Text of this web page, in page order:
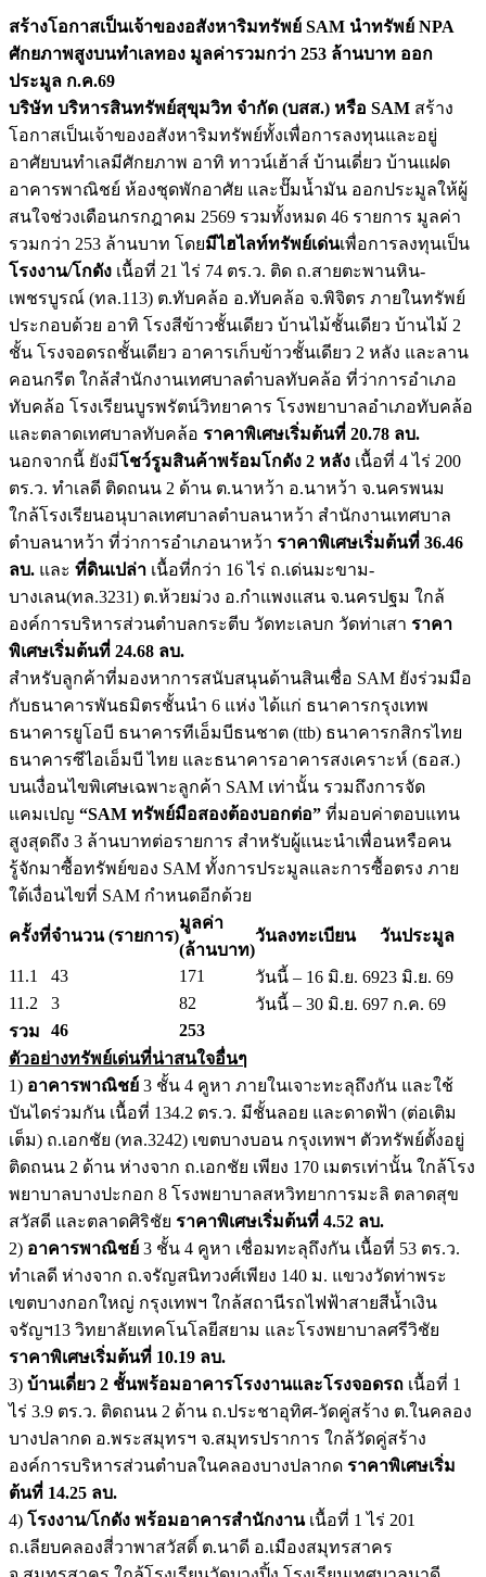
สร้างโอกาสเป็นเจ้าของอสังหาริมทรัพย์ SAM นำทรัพย์ NPA
ศักยภาพสูงบนทำเลทอง มูลค่ารวมกว่า 253 ล้านบาท ออก
ประมูล ก.ค.69
บริษัท บริหารสินทรัพย์สุขุมวิท จำกัด (บสส.) หรือ SAM สร้าง
โอกาสเป็นเจ้าของอสังหาริมทรัพย์ทั้งเพื่อการลงทุนและอยู่
อาศัยบนทำเลมีศักยภาพ อาทิ ทาวน์เฮ้าส์ บ้านเดี่ยว บ้านแฝด
อาคารพาณิชย์ ห้องชุดพักอาศัย และปั๊มน้ำมัน ออกประมูลให้ผู้
สนใจช่วงเดือนกรกฎาคม 2569 รวมทั้งหมด 46 รายการ มูลค่า
รวมกว่า 253 ล้านบาท โดยมีไฮไลท์ทรัพย์เด่นเพื่อการลงทุนเป็น
โรงงาน/โกดัง เนื้อที่ 21 ไร่ 74 ตร.ว. ติด ถ.สายตะพานหิน-
เพชรบูรณ์ (ทล.113) ต.ทับคล้อ อ.ทับคล้อ จ.พิจิตร ภายในทรัพย์
ประกอบด้วย อาทิ โรงสีข้าวชั้นเดียว บ้านไม้ชั้นเดียว บ้านไม้ 2
ชั้น โรงจอดรถชั้นเดียว อาคารเก็บข้าวชั้นเดียว 2 หลัง และลาน
คอนกรีต ใกล้สำนักงานเทศบาลตำบลทับคล้อ ที่ว่าการอำเภอ
ทับคล้อ โรงเรียนบูรพรัตน์วิทยาคาร โรงพยาบาลอำเภอทับคล้อ
และตลาดเทศบาลทับคล้อ ราคาพิเศษเริ่มต้นที่ 20.78 ลบ.
นอกจากนี้ ยังมีโชว์รูมสินค้าพร้อมโกดัง 2 หลัง เนื้อที่ 4 ไร่ 200
ตร.ว. ทำเลดี ติดถนน 2 ด้าน ต.นาหว้า อ.นาหว้า จ.นครพนม
ใกล้โรงเรียนอนุบาลเทศบาลตำบลนาหว้า สำนักงานเทศบาล
ตำบลนาหว้า ที่ว่าการอำเภอนาหว้า ราคาพิเศษเริ่มต้นที่ 36.46
ลบ. และ ที่ดินเปล่า เนื้อที่กว่า 16 ไร่ ถ.เด่นมะขาม-
บางเลน(ทล.3231) ต.ห้วยม่วง อ.กำแพงแสน จ.นครปฐม ใกล้
องค์การบริหารส่วนตำบลกระตีบ วัดทะเลบก วัดท่าเสา ราคา
พิเศษเริ่มต้นที่ 24.68 ลบ.
สำหรับลูกค้าที่มองหาการสนับสนุนด้านสินเชื่อ SAM ยังร่วมมือ
กับธนาคารพันธมิตรชั้นนำ 6 แห่ง ได้แก่ ธนาคารกรุงเทพ
ธนาคารยูโอบี ธนาคารทีเอ็มบีธนชาต (ttb) ธนาคารกสิกรไทย
ธนาคารซีไอเอ็มบี ไทย และธนาคารอาคารสงเคราะห์ (ธอส.)
บนเงื่อนไขพิเศษเฉพาะลูกค้า SAM เท่านั้น รวมถึงการจัด
แคมเปญ “SAM ทรัพย์มือสองต้องบอกต่อ” ที่มอบค่าตอบแทน
สูงสุดถึง 3 ล้านบาทต่อรายการ สำหรับผู้แนะนำเพื่อนหรือคน
รู้จักมาซื้อทรัพย์ของ SAM ทั้งการประมูลและการซื้อตรง ภาย
ใต้เงื่อนไขที่ SAM กำหนดอีกด้วย
ครั้งที่จำนวน (รายการ)
มูลค่า
(ล้านบาท)
วันลงทะเบียน วันประมูล
11.1 43 171 วันนี้ – 16 มิ.ย. 6923 มิ.ย. 69
11.2
3 82 วันนี้ – 30 มิ.ย. 697 ก.ค. 69
รวม
46
253
ตัวอย่างทรัพย์เด่นที่น่าสนใจอื่นๆ
1) อาคารพาณิชย์ 3 ชั้น 4 คูหา ภายในเจาะทะลุถึงกัน และใช้
บันไดร่วมกัน เนื้อที่ 134.2 ตร.ว. มีชั้นลอย และดาดฟ้า (ต่อเติม
เต็ม) ถ.เอกชัย (ทล.3242) เขตบางบอน กรุงเทพฯ ตัวทรัพย์ตั้งอยู่
ติดถนน 2 ด้าน ห่างจาก ถ.เอกชัย เพียง 170 เมตรเท่านั้น ใกล้โรง
พยาบาลบางปะกอก 8 โรงพยาบาลสหวิทยาการมะลิ ตลาดสุข
สวัสดี และตลาดศิริชัย ราคาพิเศษเริ่มต้นที่ 4.52 ลบ.
2) อาคารพาณิชย์ 3 ชั้น 4 คูหา เชื่อมทะลุถึงกัน เนื้อที่ 53 ตร.ว.
ทำเลดี ห่างจาก ถ.จรัญสนิทวงศ์เพียง 140 ม. แขวงวัดท่าพระ
เขตบางกอกใหญ่ กรุงเทพฯ ใกล้สถานีรถไฟฟ้าสายสีน้ำเงิน
จรัญฯ13 วิทยาลัยเทคโนโลยีสยาม และโรงพยาบาลศรีวิชัย
ราคาพิเศษเริ่มต้นที่ 10.19 ลบ.
3) บ้านเดี่ยว 2 ชั้นพร้อมอาคารโรงงานและโรงจอดรถ เนื้อที่ 1
ไร่ 3.9 ตร.ว. ติดถนน 2 ด้าน ถ.ประชาอุทิศ-วัดคู่สร้าง ต.ในคลอง
บางปลากด อ.พระสมุทรฯ จ.สมุทรปราการ ใกล้วัดคู่สร้าง
องค์การบริหารส่วนตำบลในคลองบางปลากด ราคาพิเศษเริ่ม
ต้นที่ 14.25 ลบ.
4) โรงงาน/โกดัง พร้อมอาคารสำนักงานเนื้อที่ 1 ไร่ 201
ถ.เลียบคลองสี่วาพาสวัสดิ์ ต.นาดี อ.เมืองสมุทรสาคร